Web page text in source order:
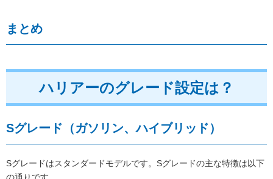
まとめ
ハリアーのグレード設定は？
Sグレード（ガソリン、ハイブリッド）
Sグレードはスタンダードモデルです。Sグレードの主な特徴は以下
の通りです。